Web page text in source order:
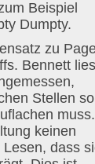
Beispiel
Dumpty.
zu
Bennett
Stellen so
muss.
keinen
dass